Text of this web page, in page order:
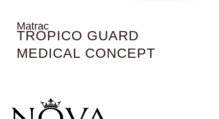
Matrac
TROPICO GUARD
MEDICAL CONCEPT